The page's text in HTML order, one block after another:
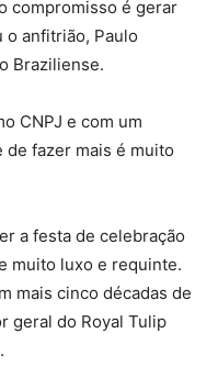
compromisso é gerar
o anfitrião, Paulo
Braziliense.
CNPJ e com um
fazer mais é muito
a festa de celebração
muito luxo e requinte.
mais cinco décadas de
geral do Royal Tulip